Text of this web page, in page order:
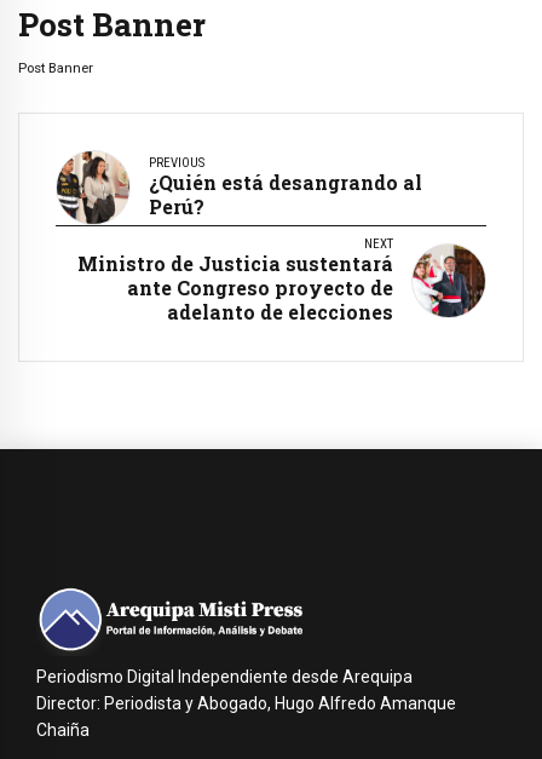
Post Banner
Post Banner
PREVIOUS
¿Quién está desangrando al
Perú?
NEXT
Ministro de Justicia sustentará
ante Congreso proyecto de
adelanto de elecciones
Periodismo Digital Independiente desde Arequipa
Director: Periodista y Abogado, Hugo Alfredo Amanque
Chaiña